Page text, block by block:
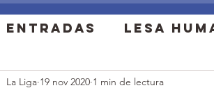
entradas Lesa
Actividades
La Liga 19 nov 2020 1 min de lectura